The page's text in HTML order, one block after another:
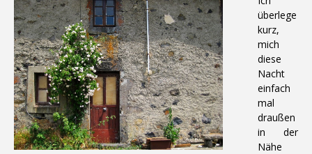
überlege
kurz,
mich
diese
Nacht
einfach
mal
draußen
in der
Nähe